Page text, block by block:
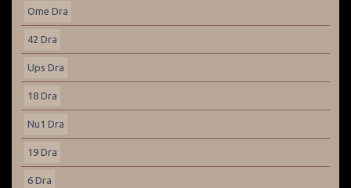
Ome Dra
42 Dra
Ups Dra
18 Dra
Nu1 Dra
19 Dra
6 Dra